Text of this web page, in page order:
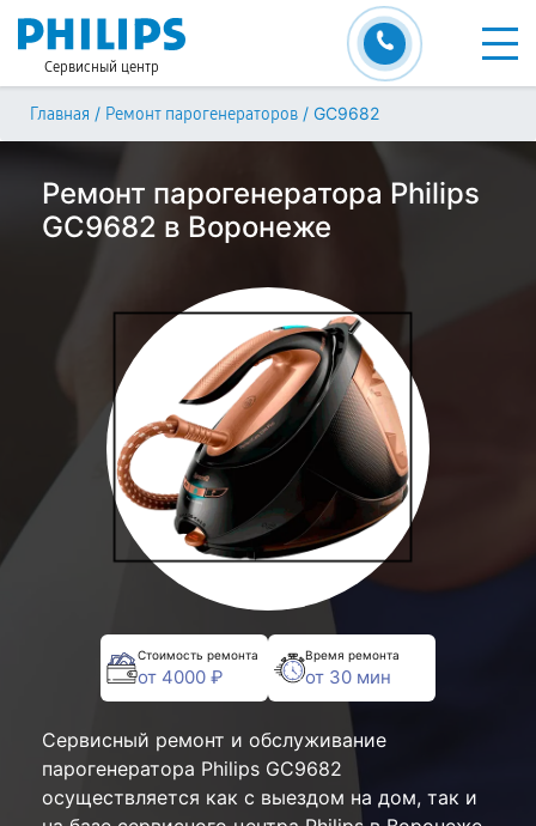
Сервисный центр
Главная / Ремонт парогенераторов / GC9682
Ремонт парогенератора Philips
GC9682 в Воронеже
Стоимость ремонта
от 4000 ₽
Время ремонта
от 30 мин
Сервисный ремонт и обслуживание
парогенератора Philips GC9682
осуществляется как с выездом на дом, так и